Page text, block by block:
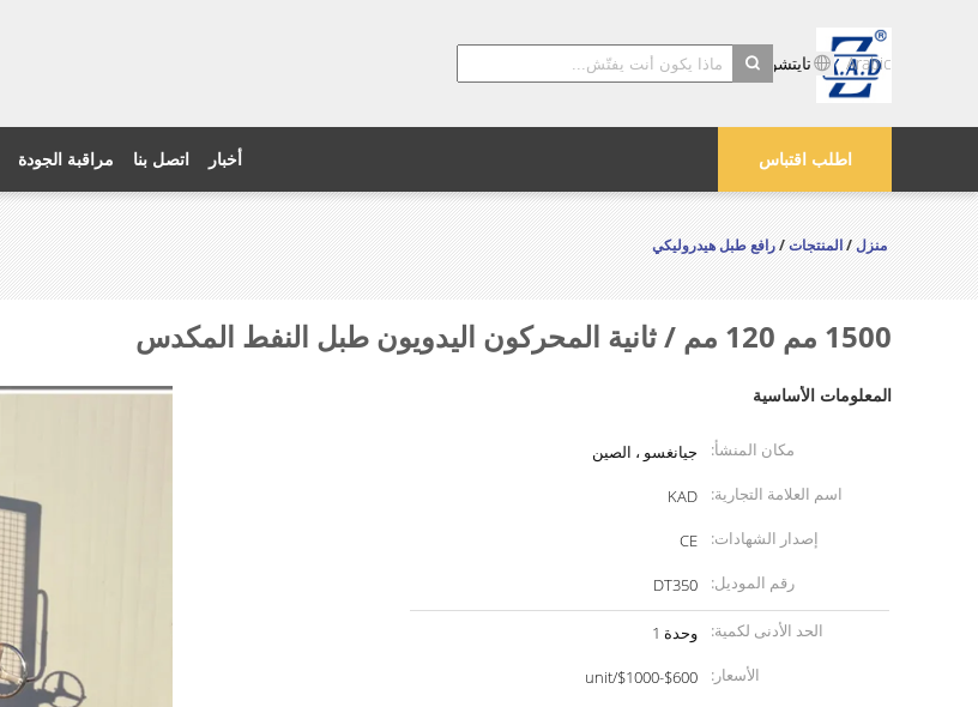
تايتشو Kayond الماكينات والشركة المحدودة
Arabic
اطلب اقتباس مراقبة الجودة اتصل بنا أخبار
منزل/المنتجات/رافع طبل هيدروليكي
1500 مم 120 مم / ثانية المحركون اليدويون طبل النفط المكدس
المعلومات الأساسية
مكان المنشأ:
جيانغسو ، الصين
اسم العلامة التجارية:
KAD
إصدار الشهادات:
CE
رقم الموديل:
DT350
الحد الأدنى لكمية:
وحدة 1
الأسعار:
$600-$1000/unit